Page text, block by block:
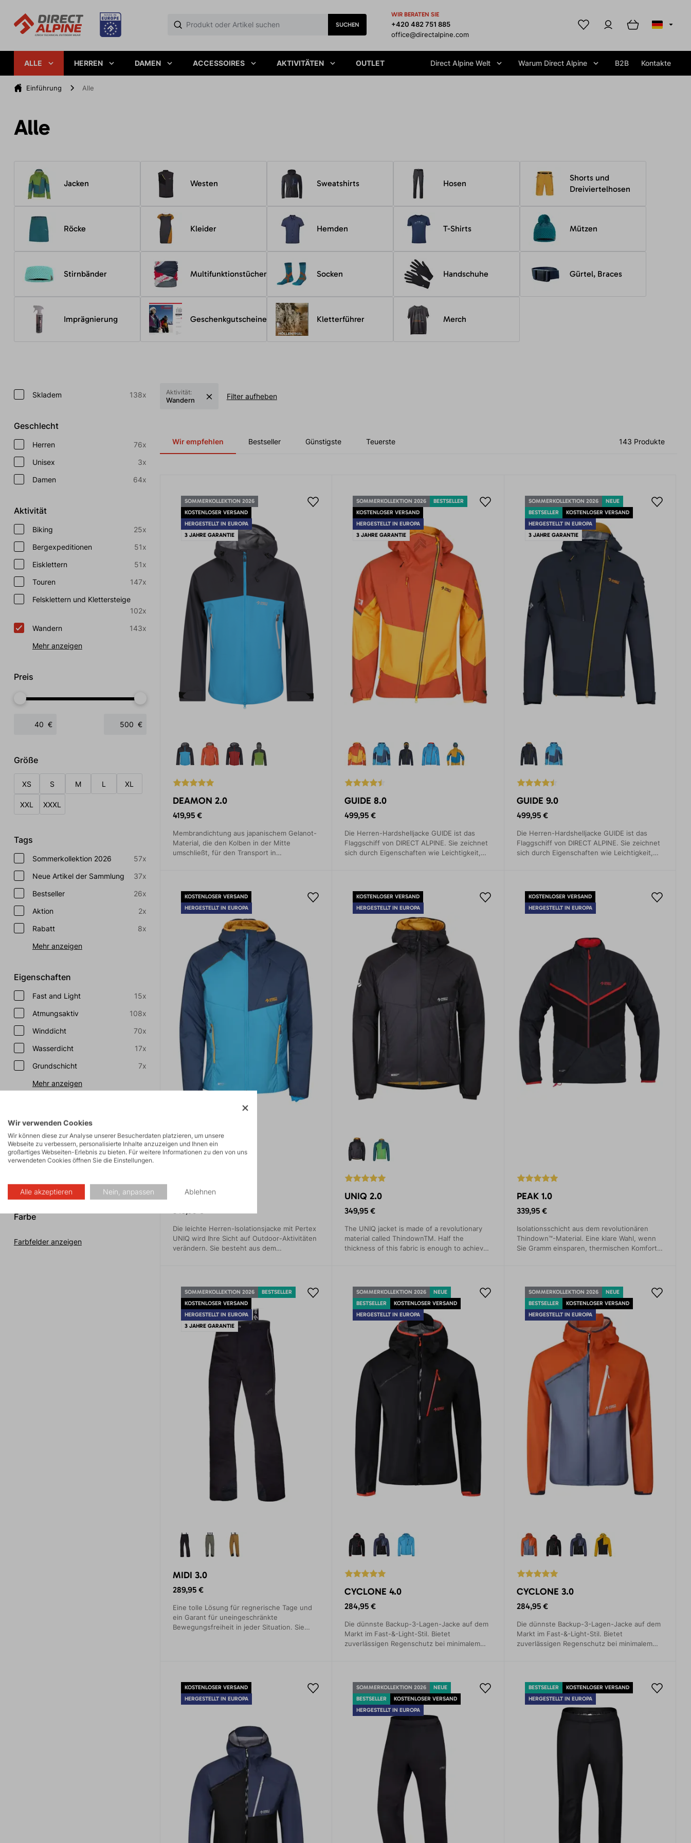
SUCHEN
WIR BERATEN SIE
+420 482 751 885
office@directalpine.com
ALLE HERREN DAMEN ACCESSOIRES AKTIVITÄTEN OUTLET Direct Alpine Welt Warum Direct Alpine B2B Kontakte
Einführung Alle
Alle
Jacken Westen Sweatshirts Hosen
Shorts und
Dreiviertelhosen
Röcke Kleider Hemden T-Shirts Mützen
Stirnbänder Multifunktionstücher Socken Handschuhe Gürtel, Braces
Imprägnierung Geschenkgutscheine Kletterführer Merch
Skladem 138x
Geschlecht
Herren
76x
Unisex
3x
Damen
64x
Aktivität
Biking
25x
Bergexpeditionen
51x
Eisklettern
51x
Touren
147x
Felsklettern und Klettersteige
102x
Wandern
143x
Mehr anzeigen
Preis
€ €
Größe
XS S M L XL
XXL XXXL
Tags
Sommerkollektion 2026
57x
Neue Artikel der Sammlung
37x
Bestseller
26x
Aktion
2x
Rabatt
8x
Mehr anzeigen
Eigenschaften
Fast and Light
15x
Atmungsaktiv
108x
Winddicht
70x
Wasserdicht
17x
Grundschicht
7x
Mehr anzeigen
men (ATHLETIC FIT)
27x
men (REGULAR FIT)
49x
lady (REGULAR FIT)
48x
Farbe
Farbfelder anzeigen
Aktivität:
Wandern Filter aufheben
Wir empfehlen Bestseller Günstigste Teuerste 143 Produkte
SOMMERKOLLEKTION 2026
KOSTENLOSER VERSAND
HERGESTELLT IN EUROPA
3 JAHRE GARANTIE
DEAMON 2.0
419,95 €
Membrandichtung aus japanischem Gelanot-
Material, die den Kolben in der Mitte
umschließt, für den Transport in
SOMMERKOLLEKTION 2026
BESTSELLER
KOSTENLOSER VERSAND
HERGESTELLT IN EUROPA
3 JAHRE GARANTIE
GUIDE 8.0
499,95 €
Die Herren-Hardshelljacke GUIDE ist das
Flaggschiff von DIRECT ALPINE. Sie zeichnet
sich durch Eigenschaften wie Leichtigkeit,
SOMMERKOLLEKTION 2026
NEUE
BESTSELLER
KOSTENLOSER VERSAND
HERGESTELLT IN EUROPA
3 JAHRE GARANTIE
GUIDE 9.0
499,95 €
Die Herren-Hardshelljacke GUIDE ist das
Flaggschiff von DIRECT ALPINE. Sie zeichnet
sich durch Eigenschaften wie Leichtigkeit,
KOSTENLOSER VERSAND
HERGESTELLT IN EUROPA
UNIQ 3.0
349,95 €
Die leichte Herren-Isolationsjacke mit Pertex
UNIQ wird Ihre Sicht auf Outdoor-Aktivitäten
verändern. Sie besteht aus dem
die Füllung Thindown durch ihre
Wärmeisolierung.
KOSTENLOSER VERSAND
HERGESTELLT IN EUROPA
UNIQ 2.0
349,95 €
The UNIQ jacket is made of a revolutionary
material called ThindownTM. Half the
thickness of this fabric is enough to achieve
KOSTENLOSER VERSAND
HERGESTELLT IN EUROPA
PEAK 1.0
339,95 €
Isolationsschicht aus dem revolutionären
Thindown™-Material. Eine klare Wahl, wenn
Sie Gramm einsparen, thermischen Komfort
SOMMERKOLLEKTION 2026
BESTSELLER
KOSTENLOSER VERSAND
HERGESTELLT IN EUROPA
3 JAHRE GARANTIE
MIDI 3.0
289,95 €
Eine tolle Lösung für regnerische Tage und
ein Garant für uneingeschränkte
Bewegungsfreiheit in jeder Situation. Sie
SOMMERKOLLEKTION 2026
NEUE
BESTSELLER
KOSTENLOSER VERSAND
HERGESTELLT IN EUROPA
CYCLONE 4.0
284,95 €
Die dünnste Backup-3-Lagen-Jacke auf dem
Markt im Fast-&-Light-Stil. Bietet
zuverlässigen Regenschutz bei minimalem
SOMMERKOLLEKTION 2026
NEUE
BESTSELLER
KOSTENLOSER VERSAND
HERGESTELLT IN EUROPA
CYCLONE 3.0
284,95 €
Die dünnste Backup-3-Lagen-Jacke auf dem
Markt im Fast-&-Light-Stil. Bietet
zuverlässigen Regenschutz bei minimalem
KOSTENLOSER VERSAND
HERGESTELLT IN EUROPA
SOMMERKOLLEKTION 2026
NEUE
BESTSELLER
KOSTENLOSER VERSAND
HERGESTELLT IN EUROPA
BESTSELLER
KOSTENLOSER VERSAND
HERGESTELLT IN EUROPA
Wir verwenden Cookies
Wir können diese zur Analyse unserer Besucherdaten platzieren, um unsere
Webseite zu verbessern, personalisierte Inhalte anzuzeigen und Ihnen ein
großartiges Webseiten-Erlebnis zu bieten. Für weitere Informationen zu den von uns
verwendeten Cookies öffnen Sie die Einstellungen.
Alle akzeptieren Nein, anpassen Ablehnen